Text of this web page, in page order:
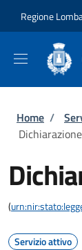
Regione
Home /
(
Servizio attivo